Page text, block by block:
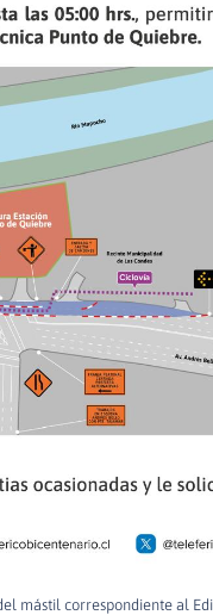
mástil correspondiente al